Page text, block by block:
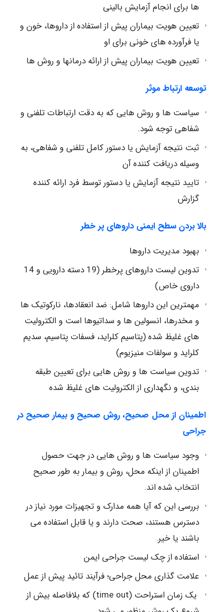
ها برای انجام آزمایش بالینی
تعیین هویت بیماران پیش از استفاده از داروها، خون و
یا فرآورده های خونی برای او
تعیین هویت بیماران پیش از ارائه درمانها و روش ها
توسعه ارتباط موثر
سیاست ها و روش هایی که به دقت ارتباطات تلفنی و
شفاهی توجه شود.
ثبت نتیجه آزمایش یا دستور کامل تلفنی و شفاهی، به
وسیله دریافت کننده آن
تایید نتیجه آزمایش یا دستور توسط فرد ارائه کننده
گزارش
بالا بردن سطح ایمنی داروهای پر خطر
بهبود مدیریت داروها
تدوین لیست داروهای پرخطر (19 دسته دارویی و 14
داروی خاص)
مهمترین این داروها شامل: ضد انعقادها، نارکوتیک ها
و مخدرها، انسولین ها و سداتیوها است و الکترولیت
های غلیظ شده (پتاسیم کلراید، فسفات پتاسیم، سدیم
کلراید و سولفات منیزیوم)
تدوین سیاست ها و روش هایی برای تعیین طبقه
بندی، و نگهداری از الکترولیت های غلیظ شده
اطمینان از محل صحیح، روش صحیح و بیمار صحیح در
جراحی
وجود سیاست ها و روش هایی در جهت حصول
اطمینان از اینکه محل، روش و بیمار به طور صحیح
انتخاب شده اند.
بررسی این که آیا همه مدارک و تجهیزات مورد نیاز در
دسترس هستند، صحت دارند و یا قابل استفاده می
باشند یا خیر.
استفاده از چک لیست جراحی ایمن
علامت گذاری محل جراحی؛ فرآیند تائید پیش از عمل
یک زمان استراحت (time out) که بلافاصله بیش از